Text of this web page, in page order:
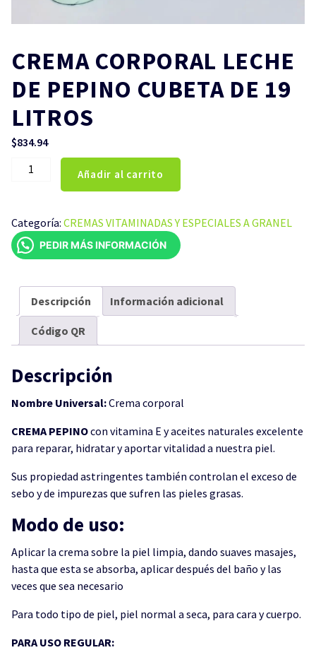
CREMA CORPORAL LECHE
DE PEPINO CUBETA DE 19
LITROS
$834.94
CREMA
DE
PEPINO
CUBETA
19
LITROS
cantidad
Añadir al carrito
Categoría: CREMAS VITAMINADAS Y ESPECIALES A GRANEL
PEDIR MÁS INFORMACIÓN
Descripción Información adicional
Código QR
Descripción
Nombre Universal:Crema corporal
CREMA PEPINOcon vitamina E y aceites naturales excelente
para reparar, hidratar y aportar vitalidad a nuestra piel.
Sus propiedad astringentes también controlan el exceso de
sebo y de impurezas que sufren las pieles grasas.
Modo de uso:
Aplicar la crema sobre la piel limpia, dando suaves masajes,
hasta que esta se absorba, aplicar después del baño y las
veces que sea necesario
Para todo tipo de piel, piel normal a seca, para cara y cuerpo.
PARA USO REGULAR: